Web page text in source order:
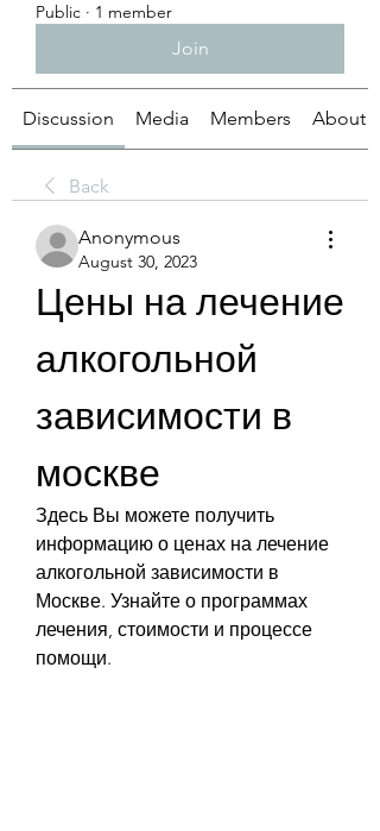
Public · 1 member
Join
Discussion Media Members About
Back
Anonymous
August 30, 2023
Цены на лечение
алкогольной
зависимости в
москве
Здесь Вы можете получить
информацию о ценах на лечение
алкогольной зависимости в
Москве. Узнайте о программах
лечения, стоимости и процессе
помощи.